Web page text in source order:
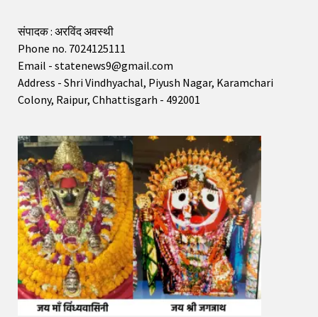
संपादक : अरविंद अवस्थी
Phone no. 7024125111
Email - statenews9@gmail.com
Address - Shri Vindhyachal, Piyush Nagar, Karamchari
Colony, Raipur, Chhattisgarh - 492001